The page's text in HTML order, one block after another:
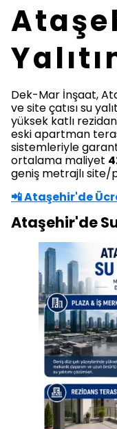
Dek-Mar İnşaat,
ve site çatısı su
yüksek katlı
eski apartman
sistemleriyle
ortalama maliyet
geniş metrajlı site/
📲 Ataşehir'de
Ataşehir'de